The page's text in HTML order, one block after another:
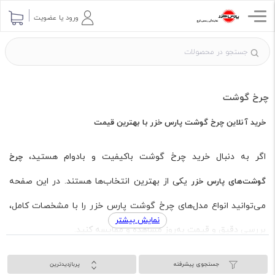
ورود یا عضویت
چرخ گوشت
خرید آنلاین چرخ گوشت پارس خزر با بهترین قیمت
اگر به دنبال خرید چرخ گوشت باکیفیت و بادوام هستید،چرخ
گوشت‌های پارس خزر یکی از بهترین انتخاب‌ها هستند. در این صفحه
می‌توانید انواع مدل‌های چرخ گوشت پارس خزر را با مشخصات کامل،
بررسی دقیق و قیمت به‌روز مشاهده و مقایسه کنید.
فروش اینترنتی چرخ گوشت پارس خزر در فروشگاه ما با تضمین اصالت
نمایش بیشتر
جستجوی پیشرفته پربازدیدترین